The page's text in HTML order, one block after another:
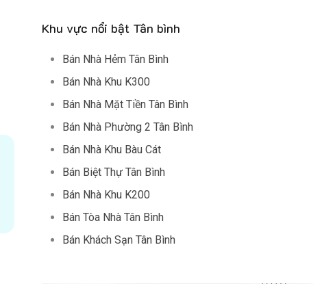
Khu vực nổi bật Tân bình
Bán Nhà Hẻm Tân Bình
Bán Nhà Khu K300
Bán Nhà Mặt Tiền Tân Bình
Bán Nhà Phường 2 Tân Bình
Bán Nhà Khu Bàu Cát
Bán Biệt Thự Tân Bình
Bán Nhà Khu K200
Bán Tòa Nhà Tân Bình
Bán Khách Sạn Tân Bình